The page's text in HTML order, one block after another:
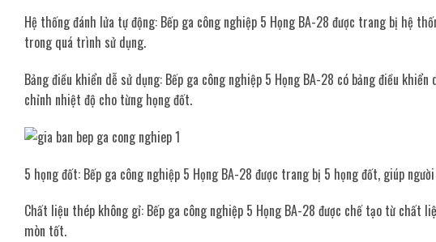
Hệ thống đánh lửa tự động: Bếp ga công nghiệp 5 Họng BA-28 được trang bị hệ
trong quá trình sử dụng.
Bảng điều khiển dễ sử dụng: Bếp ga công nghiệp 5 Họng BA-28 có bảng điều
chỉnh nhiệt độ cho từng họng đốt.
5 họng đốt: Bếp ga công nghiệp 5 Họng BA-28 được trang bị 5 họng đốt, giúp
Chất liệu thép không gỉ: Bếp ga công nghiệp 5 Họng BA-28 được chế tạo từ chất
mòn tốt.